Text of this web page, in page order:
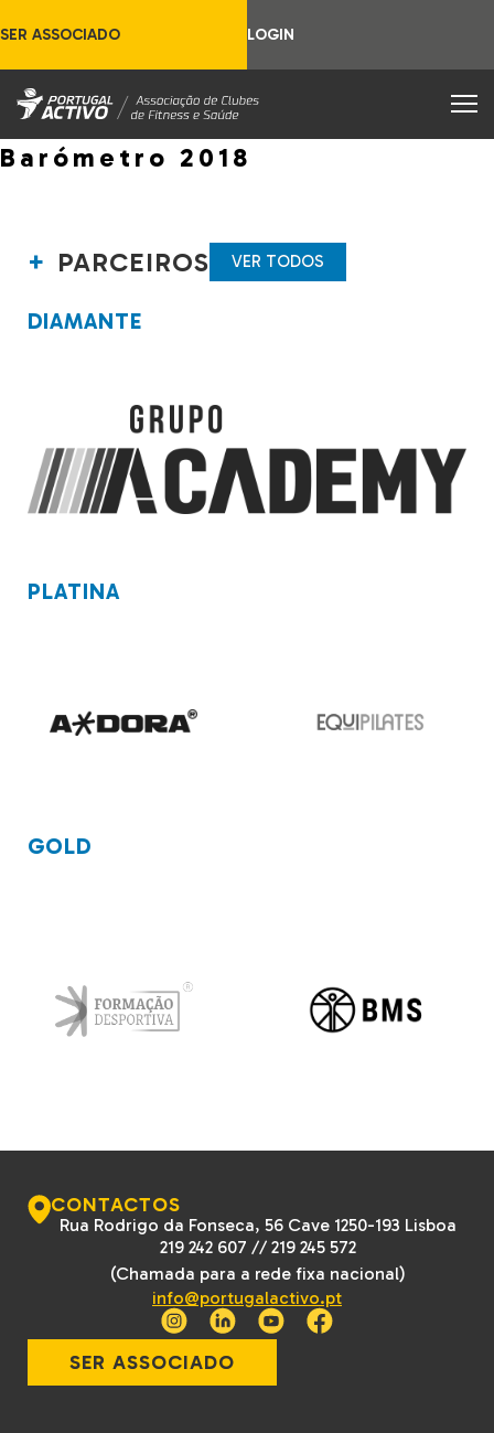
SER ASSOCIADO LOGIN
Barómetro 2018
PARCEIROS VER TODOS
DIAMANTE
PLATINA
GOLD
CONTACTOS
Rua Rodrigo da Fonseca, 56 Cave 1250-193 Lisboa
219 242 607 //219 245 572
(Chamada para a rede fixa nacional)
info@portugalactivo.pt
SER ASSOCIADO